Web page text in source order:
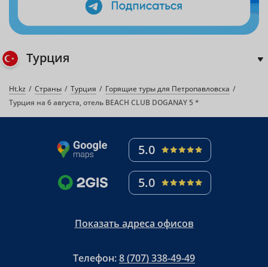
Турция
Ht.kz Страны Турция
Горящие туры для Петропавловска
Турция на 6 августа, отель BEACH CLUB DOGANAY 5 *
5.0
5.0
Показать адреса офисов
Телефон:8 (707) 338-49-49